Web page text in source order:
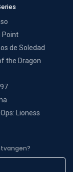
Point
de Soledad
the Dragon
Lioness